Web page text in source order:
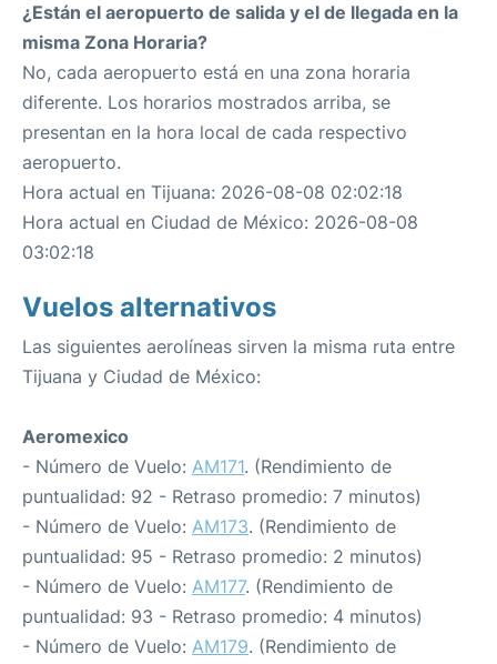
¿Están el aeropuerto de salida y el de llegada en la
misma Zona Horaria?
No, cada aeropuerto está en una zona horaria
diferente. Los horarios mostrados arriba, se
presentan en la hora local de cada respectivo
aeropuerto.
Hora actual en Tijuana: 2026-08-08 02:02:18
Hora actual en Ciudad de México: 2026-08-08
03:02:18
Vuelos alternativos
Las siguientes aerolíneas sirven la misma ruta entre
Tijuana y Ciudad de México:
Aeromexico
- Número de Vuelo: AM171. (Rendimiento de
puntualidad: 92 - Retraso promedio: 7 minutos)
- Número de Vuelo: AM173. (Rendimiento de
puntualidad: 95 - Retraso promedio: 2 minutos)
- Número de Vuelo: AM177. (Rendimiento de
puntualidad: 93 - Retraso promedio: 4 minutos)
- Número de Vuelo: AM179. (Rendimiento de